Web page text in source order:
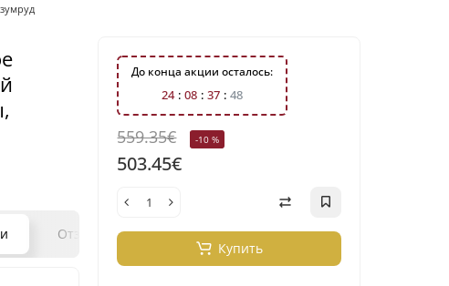
Отзывы Вопрос - ответ Klix Payment
До конца акции осталось:
24 08 37 47
559.35€ -10 %
503.45€
Купить